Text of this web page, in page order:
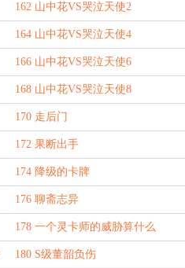
162 山中花VS哭泣天使2
164 山中花VS哭泣天使4
166 山中花VS哭泣天使6
168 山中花VS哭泣天使8
170 走后门
172 果断出手
174 降级的卡牌
176 聊斋志异
178 一个灵卡师的威胁算什么
180 S级董韶负伤